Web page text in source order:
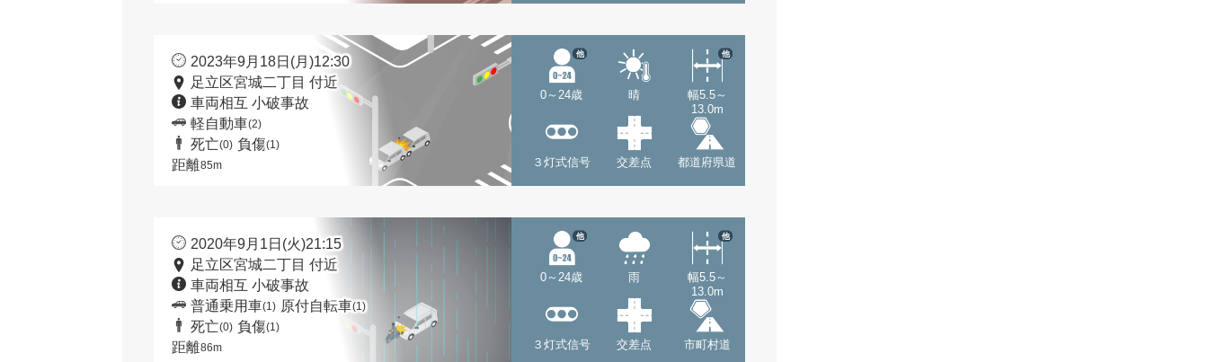
2023年9月18日(月)12:30
足立区宮城二丁目 付近
車両相互 小破事故
軽自動車(2)
死亡(0) 負傷(1)
距離85m
0～24歳
他
晴
幅5.5～
13.0m
他
３灯式信号 交差点 都道府県道
2020年9月1日(火)21:15
足立区宮城二丁目 付近
車両相互 小破事故
普通乗用車(1) 原付自転車(1)
死亡(0) 負傷(1)
距離86m
0～24歳
他
雨
幅5.5～
13.0m
他
３灯式信号 交差点 市町村道